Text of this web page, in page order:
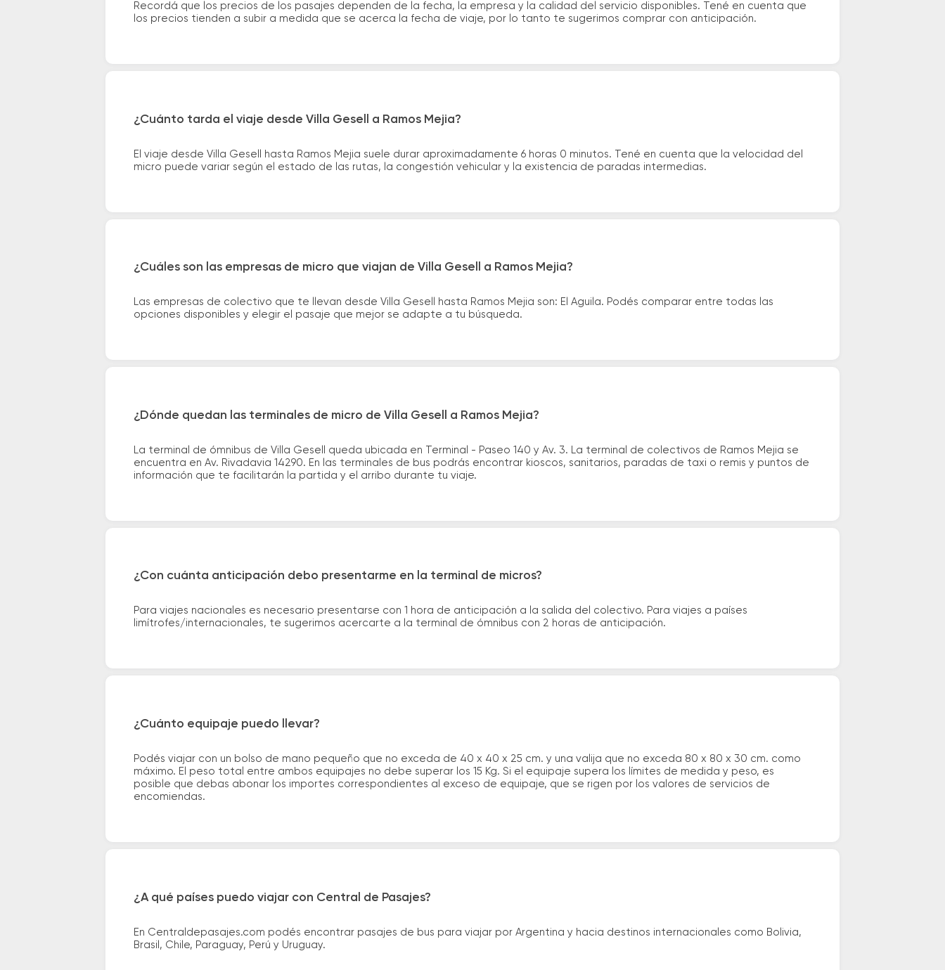
Recordá que los precios de los pasajes dependen de la fecha, la empresa y la calidad del servicio disponibles. Tené en cuenta que
los precios tienden a subir a medida que se acerca la fecha de viaje, por lo tanto te sugerimos comprar con anticipación.
¿Cuánto tarda el viaje desde Villa Gesell a Ramos Mejia?
El viaje desde Villa Gesell hasta Ramos Mejia suele durar aproximadamente 6 horas 0 minutos. Tené en cuenta que la velocidad del
micro puede variar según el estado de las rutas, la congestión vehicular y la existencia de paradas intermedias.
¿Cuáles son las empresas de micro que viajan de Villa Gesell a Ramos Mejia?
Las empresas de colectivo que te llevan desde Villa Gesell hasta Ramos Mejia son: El Aguila. Podés comparar entre todas las
opciones disponibles y elegir el pasaje que mejor se adapte a tu búsqueda.
¿Dónde quedan las terminales de micro de Villa Gesell a Ramos Mejia?
La terminal de ómnibus de Villa Gesell queda ubicada en Terminal - Paseo 140 y Av. 3. La terminal de colectivos de Ramos Mejia se
encuentra en Av. Rivadavia 14290. En las terminales de bus podrás encontrar kioscos, sanitarios, paradas de taxi o remis y puntos de
información que te facilitarán la partida y el arribo durante tu viaje.
¿Con cuánta anticipación debo presentarme en la terminal de micros?
Para viajes nacionales es necesario presentarse con 1 hora de anticipación a la salida del colectivo. Para viajes a países
limítrofes/internacionales, te sugerimos acercarte a la terminal de ómnibus con 2 horas de anticipación.
¿Cuánto equipaje puedo llevar?
Podés viajar con un bolso de mano pequeño que no exceda de 40 x 40 x 25 cm. y una valija que no exceda 80 x 80 x 30 cm. como
máximo. El peso total entre ambos equipajes no debe superar los 15 Kg. Si el equipaje supera los límites de medida y peso, es
posible que debas abonar los importes correspondientes al exceso de equipaje, que se rigen por los valores de servicios de
encomiendas.
¿A qué países puedo viajar con Central de Pasajes?
En Centraldepasajes.com podés encontrar pasajes de bus para viajar por Argentina y hacia destinos internacionales como Bolivia,
Brasil, Chile, Paraguay, Perú y Uruguay.